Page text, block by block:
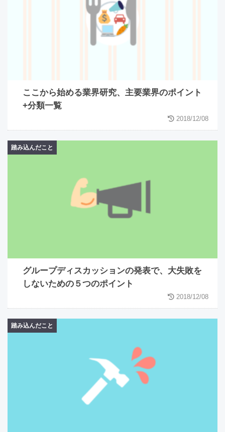
ここから始める業界研究、主要業界のポイント
+分類一覧
2018/12/08
踏み込んだこと
グループディスカッションの発表で、大失敗を
しないための５つのポイント
2018/12/08
踏み込んだこと